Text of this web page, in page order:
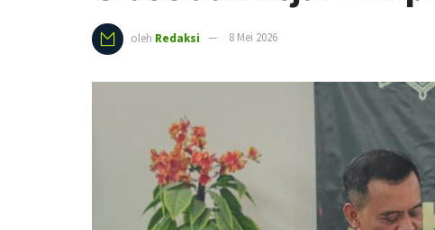
oleh Redaksi 8 Mei 2026